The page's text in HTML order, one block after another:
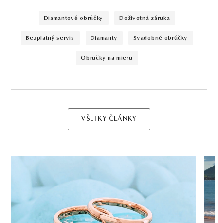
diamantové obrúčky doživotná záruka
bezplatný servis diamanty svadobné obrúčky
obrúčky na mieru
VŠETKY ČLÁNKY